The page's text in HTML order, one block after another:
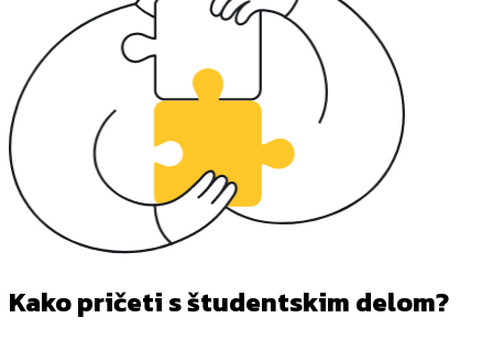
Kako pričeti s študentskim delom?